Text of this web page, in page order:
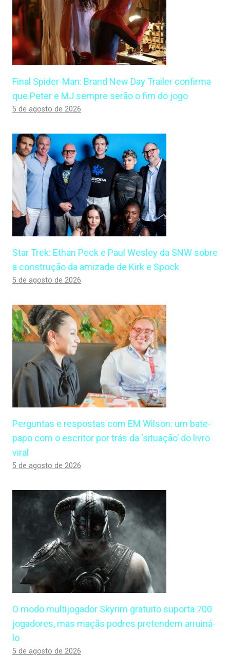
Final Spider-Man: Brand New Day Trailer confirma
que Peter e MJ sempre serão o fim do jogo
5 de agosto de 2026
Star Trek: Ethan Peck e Paul Wesley da SNW sobre
a construção da amizade de Kirk e Spock
5 de agosto de 2026
Perguntas e respostas com EM Wilson: um bate-
papo com o escritor por trás da ‘situação’ do livro
viral
5 de agosto de 2026
O modo multijogador Skyrim gratuito suporta 700
jogadores, mas maçãs podres pretendem arruiná-
lo
5 de agosto de 2026